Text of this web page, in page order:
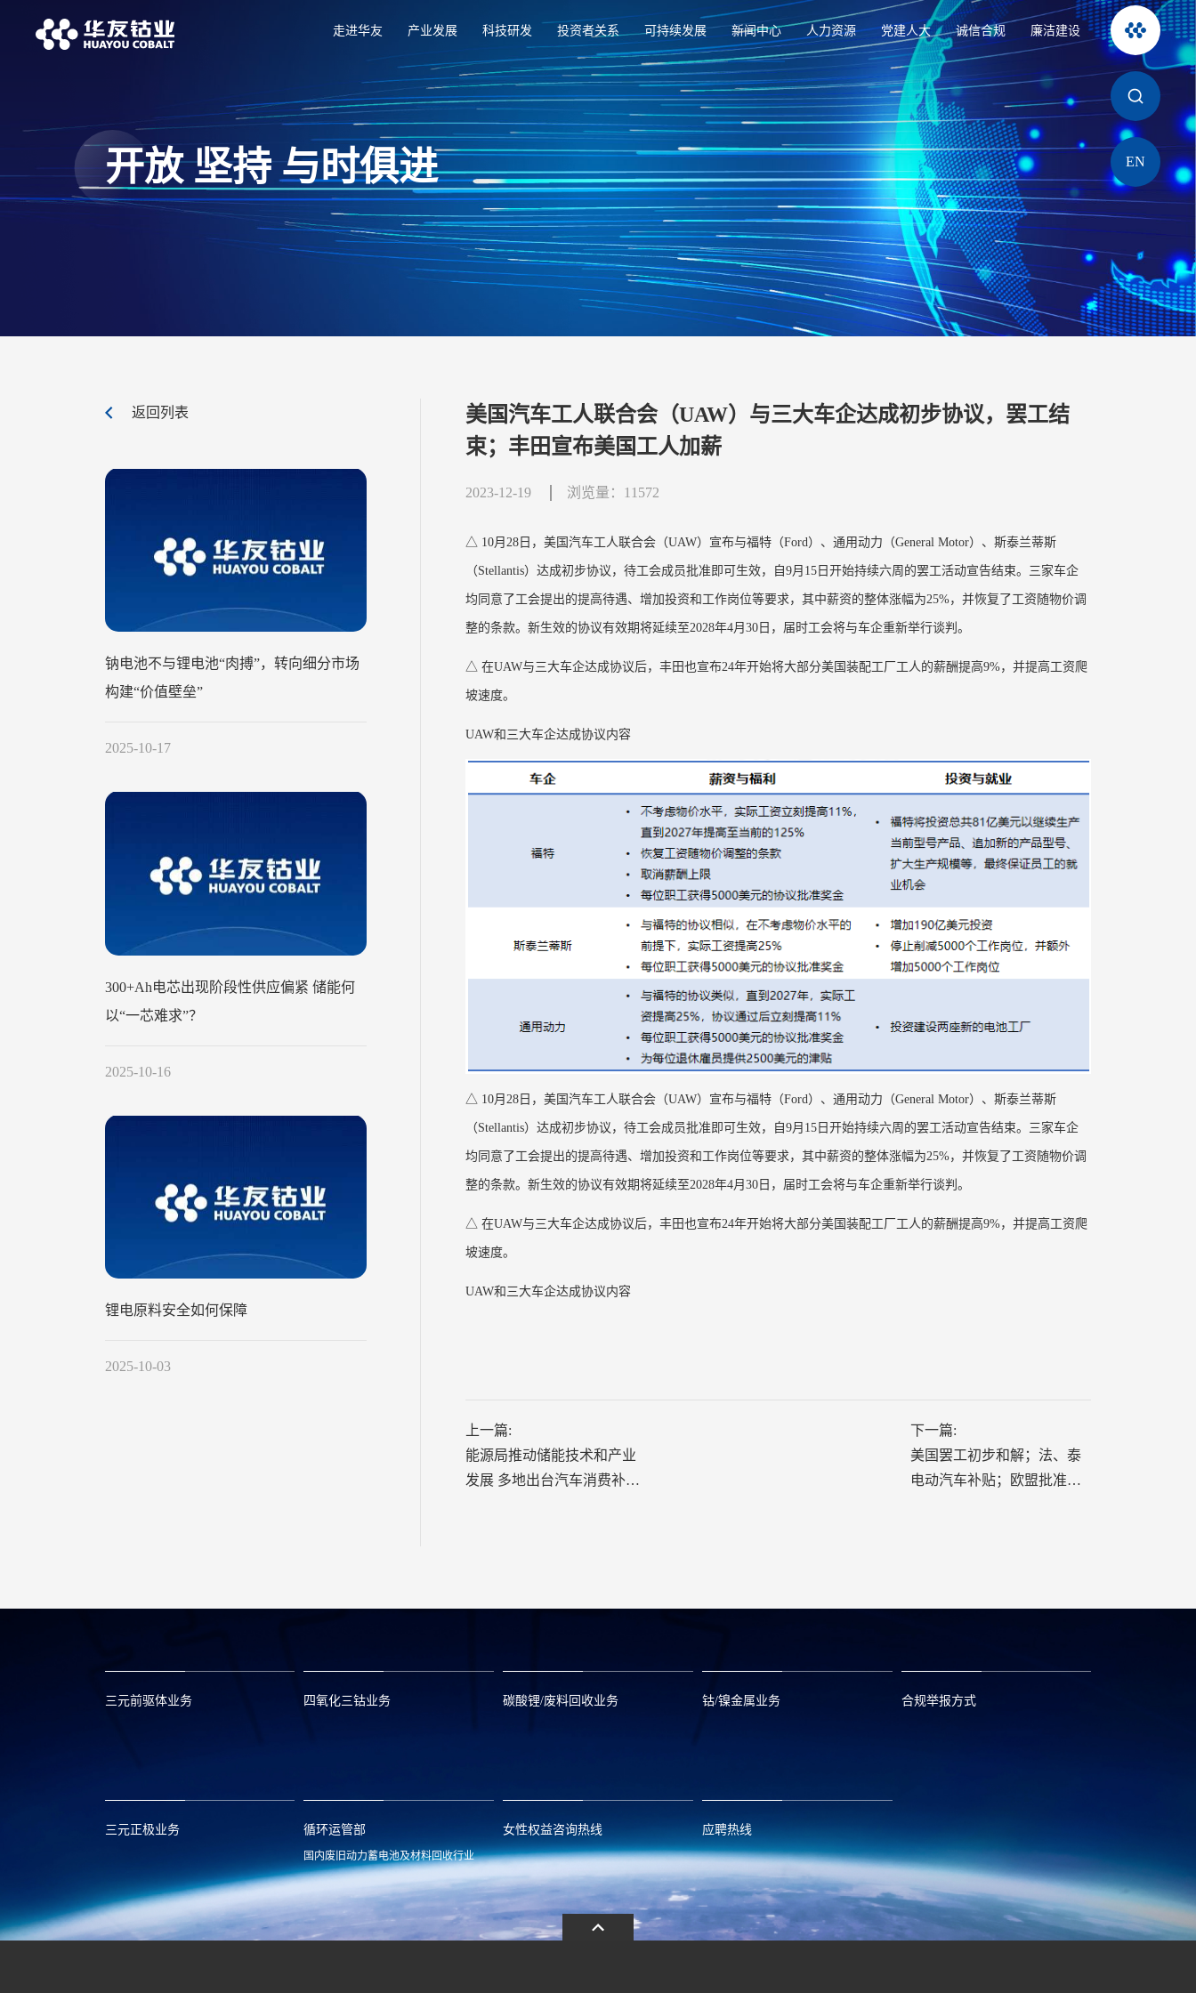
走进华友 产业发展 科技研发 投资者关系 可持续发展 新闻中心 人力资源 党建人大 诚信合规 廉洁建设
EN
开放 坚持 与时俱进
返回列表
钠电池不与锂电池“肉搏”，转向细分市场
构建“价值壁垒”
2025-10-17
300+Ah电芯出现阶段性供应偏紧 储能何
以“一芯难求”？
2025-10-16
锂电原料安全如何保障
2025-10-03
美国汽车工人联合会（UAW）与三大车企达成初步协议，罢工结
束；丰田宣布美国工人加薪
2023-12-19 浏览量：11572
△ 10月28日，美国汽车工人联合会（UAW）宣布与福特（Ford）、通用动力（General Motor）、斯泰兰蒂斯
（Stellantis）达成初步协议，待工会成员批准即可生效，自9月15日开始持续六周的罢工活动宣告结束。三家车企
均同意了工会提出的提高待遇、增加投资和工作岗位等要求，其中薪资的整体涨幅为25%，并恢复了工资随物价调
整的条款。新生效的协议有效期将延续至2028年4月30日，届时工会将与车企重新举行谈判。
△ 在UAW与三大车企达成协议后，丰田也宣布24年开始将大部分美国装配工厂工人的薪酬提高9%，并提高工资爬
坡速度。
UAW和三大车企达成协议内容
△ 10月28日，美国汽车工人联合会（UAW）宣布与福特（Ford）、通用动力（General Motor）、斯泰兰蒂斯
（Stellantis）达成初步协议，待工会成员批准即可生效，自9月15日开始持续六周的罢工活动宣告结束。三家车企
均同意了工会提出的提高待遇、增加投资和工作岗位等要求，其中薪资的整体涨幅为25%，并恢复了工资随物价调
整的条款。新生效的协议有效期将延续至2028年4月30日，届时工会将与车企重新举行谈判。
△ 在UAW与三大车企达成协议后，丰田也宣布24年开始将大部分美国装配工厂工人的薪酬提高9%，并提高工资爬
坡速度。
UAW和三大车企达成协议内容
上一篇:
能源局推动储能技术和产业
发展 多地出台汽车消费补贴
下一篇:
美国罢工初步和解；法、泰
电动汽车补贴；欧盟批准快
三元前驱体业务 四氧化三钴业务 碳酸锂/废料回收业务 钴/镍金属业务 合规举报方式
三元正极业务 循环运管部
国内废旧动力蓄电池及材料回收行业
hyxh@huayou.com
女性权益咨询热线
13486326037
应聘热线
0086-0573-88585392